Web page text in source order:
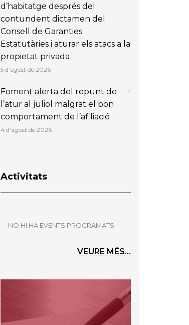
d’habitatge després del
contundent dictamen del
Consell de Garanties
Estatutàries i aturar els atacs a la
propietat privada
5 d'agost de 2026
Foment alerta del repunt de
l’atur al juliol malgrat el bon
comportament de l’afiliació
4 d'agost de 2026
Activitats
NO HI HA EVENTS PROGRAMATS
VEURE MÉS...